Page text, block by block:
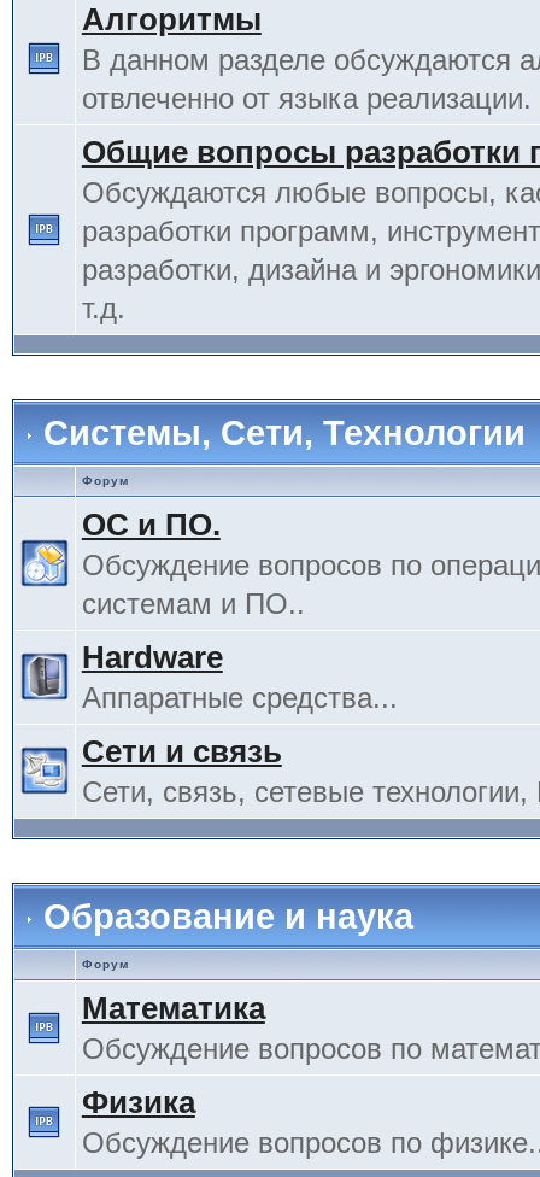
Алгоритмы
В данном разделе обсуждаются
отвлеченно от языка реализации.
Общие вопросы разработки
Обсуждаются любые вопросы,
разработки программ,
разработки, дизайна и
т.д.
Системы, Сети, Технологии
Форум
ОС и ПО.
Обсуждение вопросов по
системам и ПО..
Hardware
Аппаратные средства...
Сети и связь
Сети, связь, сетевые технологии,
Образование и наука
Форум
Математика
Обсуждение вопросов по
Физика
Обсуждение вопросов по